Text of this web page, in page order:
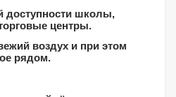
доступности школы,
центры.
воздух и при этом
рядом.